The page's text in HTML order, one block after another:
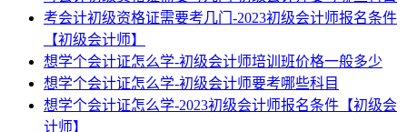
考会计初级资格证需要考几门-2023初级会计师报名条件
【初级会计师】
想学个会计证怎么学-初级会计师培训班价格一般多少
想学个会计证怎么学-初级会计师要考哪些科目
想学个会计证怎么学-2023初级会计师报名条件【初级会
计师】